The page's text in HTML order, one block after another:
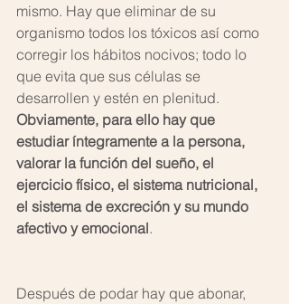
mismo. Hay que eliminar de su
organismo todos los tóxicos así como
corregir los hábitos nocivos; todo lo
que evita que sus células se
desarrollen y estén en plenitud.
Obviamente, para ello hay que
estudiar íntegramente a la persona,
valorar la función del sueño, el
ejercicio físico, el sistema nutricional,
el sistema de excreción y su mundo
afectivo y emocional.
Después de podar hay que abonar,